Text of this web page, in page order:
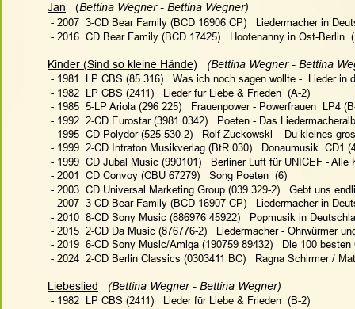
Jan
   (
Bettina Wegner - Bettina Wegner)
- 2007  3-CD Bear Family (BCD 16906 CP)   Liedermacher in
- 2016  CD Bear Family (BCD 17425)   Hootenanny in Ost-Berlin
Kinder (Sind so kleine Hände)
(Bettina Wegner - Bettina
- 1981  LP CBS (85 316)   Was ich noch sagen wollte -  Lieder in
- 1982  LP CBS (2411)   Lieder für Liebe & Frieden  (A-2)
- 1985  5-LP Ariola (296 225)   Frauenpower - Powerfrauen  LP4
- 1992  2-CD Eurostar (3981 0342)   Poeten - Das
- 1995  CD Polydor (525 530-2)   Rolf Zuckowski – Du kleines
- 1999  2-CD Intraton Musikverlag (BtR 030)   Donaumusik  CD1
- 1999  CD Jubal Music (990101)   Berliner Luft für UNICEF - Alle
- 2001  CD Convoy (CBU 67279)   Song Poeten  (6)
- 2003  CD Universal Marketing Group (039 329-2)   Gebt uns
- 2007  3-CD Bear Family (BCD 16907 CP)   Liedermacher in
- 2010  8-CD Sony Music (886976 45922)   Popmusik in
- 2015  2-CD Da Music (876776-2)   Liedermacher - Ohrwürmer
- 2019  6-CD Sony Music/Amiga (190759 89432)   Die 100
- 2024  2-CD Berlin Classics (0303411 BC)   Ragna Schirmer /
Liebeslied
(Bettina Wegner - Bettina Wegner)
- 1982  LP CBS (2411)   Lieder für Liebe & Frieden  (B-2)